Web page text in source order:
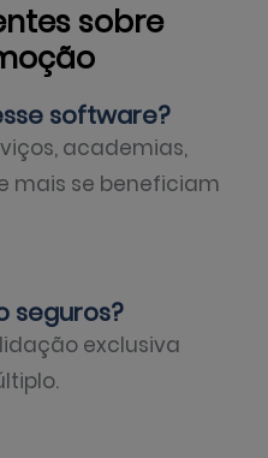
sobre
software?
academias,
mais se beneficiam
seguros?
exclusiva